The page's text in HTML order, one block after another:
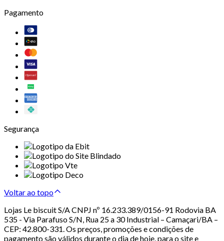
Pagamento
Segurança
Voltar ao topo
Lojas Le biscuit S/A CNPJ nº 16.233.389/0156-91 Rodovia BA
535 - Via Parafuso S/N, Rua 25 a 30 Industrial – Camaçari/BA –
CEP: 42.800-331. Os preços, promoções e condições de
pagamento são válidos durante o dia de hoje, para o site e